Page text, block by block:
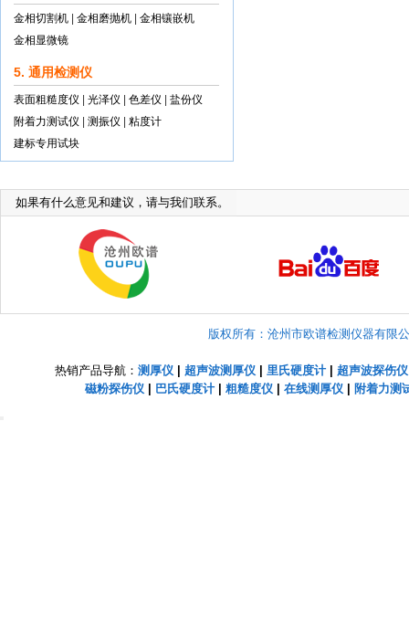
金相切割机 金相磨抛机
金相镶嵌机
金相显微镜
5. 通用检测仪
表面粗糙度仪 光泽仪 色差仪
盐份仪
附着力测试仪
测振仪
粘度计
建标专用试块
如果有什么意见和建议，请与我们联系。
版权所有：沧州市欧谱检测仪器有限
热销产品导航： 测厚仪 超声波测厚仪 里氏硬度计| 超声波探伤仪
磁粉探伤仪| 巴氏硬度计| 粗糙度仪| 在线测厚仪| 附着力测